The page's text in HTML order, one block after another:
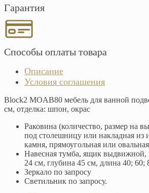
Гарантия
Способы оплаты товара
Описание
Условия соглашения
Block2 MOAB80 мебель для ванной
см, отделка: шпон, окрас
Раковина (количество, размер на
под столешницу или накладная из
камня, прямоугольная или овальная
Навесная тумба, ящик выдвижной,
24 см, глубина 45 см, длина 40; 60;
Зеркало по запросу
Светильник по запросу.